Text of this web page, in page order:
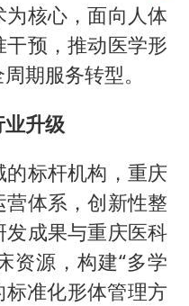
核心，面向人体
预，推动医学形
期服务转型。
升级
标杆机构，重庆
体系，创新性整
成果与重庆医科
资源，构建“多学
准化形体管理方